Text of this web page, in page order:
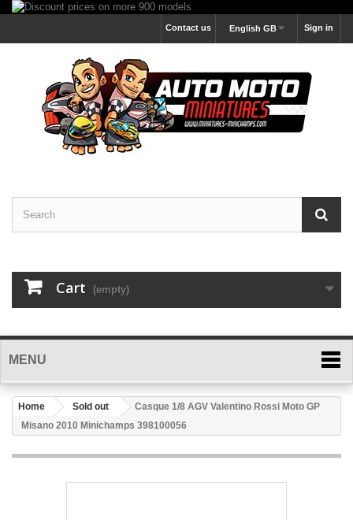
Sign in
English GB
Contact us
Cart (empty)
MENU
Home Sold out
Casque 1/8 AGV Valentino Rossi Moto GP
Misano 2010 Minichamps 398100056